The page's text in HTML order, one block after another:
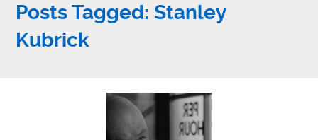
Posts Tagged: Stanley
Kubrick